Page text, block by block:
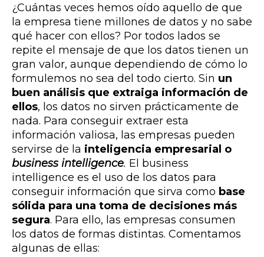
¿Cuántas veces hemos oído aquello de que
la empresa tiene millones de datos y no sabe
qué hacer con ellos? Por todos lados se
repite el mensaje de que los datos tienen un
gran valor, aunque dependiendo de cómo lo
formulemos no sea del todo cierto. Sin un
buen análisis que extraiga información de
ellos, los datos no sirven prácticamente de
nada. Para conseguir extraer esta
información valiosa, las empresas pueden
servirse de la inteligencia empresarial o
business intelligence. El business
intelligence es el uso de los datos para
conseguir información que sirva como base
sólida para una toma de decisiones más
segura. Para ello, las empresas consumen
los datos de formas distintas. Comentamos
algunas de ellas: